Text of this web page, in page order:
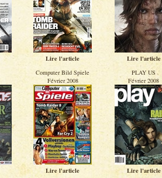
Lire l'article
Lire l'article
Computer Bild Spiele
Février 2008
Lire l'article
PLAY US
Février 2008
Lire l'article